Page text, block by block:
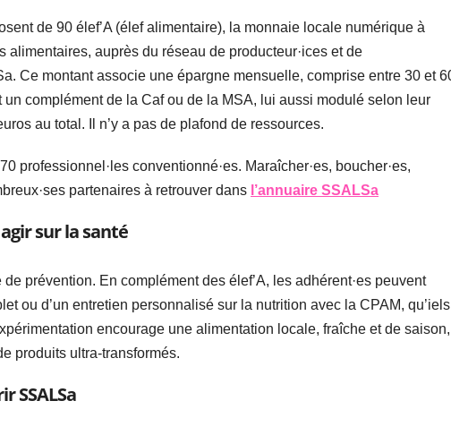
de 90 élef’A (élef alimentaire), la monnaie locale numérique à
alimentaires, auprès du réseau de producteur·ices et de
Ce montant associe une épargne mensuelle, comprise entre 30 et
complément de la Caf ou de la MSA, lui aussi modulé selon leur
au total. Il n’y a pas de plafond de ressources.
professionnel·les conventionné·es. Maraîcher·es, boucher·es,
partenaires à retrouver dans l’annuaire SSALSa
sur la santé
prévention. En complément des élef’A, les adhérent·es peuvent
ou d’un entretien personnalisé sur la nutrition avec la CPAM, qu’iels
encourage une alimentation locale, fraîche et de saison,
produits ultra-transformés.
SSALSa